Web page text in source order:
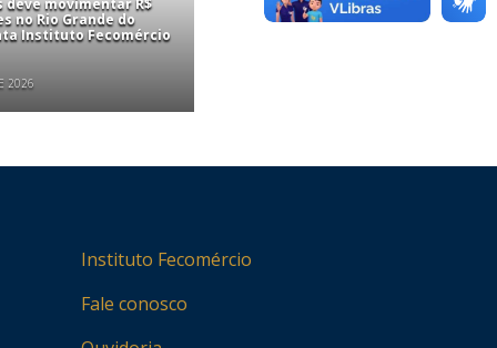
deve movimentar R$
no Rio Grande do
Instituto Fecomércio
2026
Instituto Fecomércio
Fale conosco